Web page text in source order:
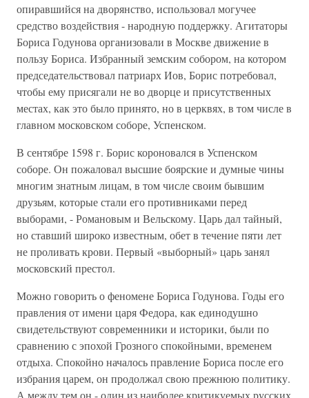
опиравшийся на дворянство, использовал могучее
средство воздействия - народную поддержку. Агитаторы
Бориса Годунова организовали в Москве движение в
пользу Бориса. Избранный земским собором, на котором
председательствовал патриарх Иов, Борис потребовал,
чтобы ему присягали не во дворце и присутственных
местах, как это было принято, но в церквях, в том числе в
главном московском соборе, Успенском.
В сентябре 1598 г. Борис короновался в Успенском
соборе. Он пожаловал высшие боярские и думные чины
многим знатным лицам, в том числе своим бывшим
друзьям, которые стали его противниками перед
выборами, - Романовым и Вельскому. Царь дал тайный,
но ставший широко известным, обет в течение пяти лет
не проливать крови. Первый «выборный» царь занял
московский престол.
Можно говорить о феномене Бориса Годунова. Годы его
правления от имени царя Федора, как единодушно
свидетельствуют современники и историки, были по
сравнению с эпохой Грозного спокойными, временем
отдыха. Спокойно началось правление Бориса после его
избрания царем, он продолжал свою прежнюю политику.
А между тем он - один из наиболее критикуемых русских